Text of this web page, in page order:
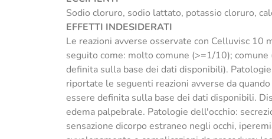
Sodio cloruro, sodio lattato, potassio cloruro,
EFFETTI INDESIDERATI
Le reazioni avverse osservate con Celluvisc
seguito come: molto comune (>=1/10);
definita sulla base dei dati disponibili).
riportate le seguenti reazioni avverse da
essere definita sulla base dei dati disponibili.
edema palpebrale. Patologie dell'occhio:
sensazione dicorpo estraneo negli occhi,